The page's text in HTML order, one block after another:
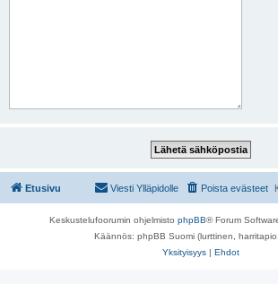
Etusivu Poista evästeet
Viesti Ylläpidolle
Keskustelufoorumin ohjelmisto phpBB® Forum
Käännös: phpBB Suomi (lurttinen,
Yksityisyys | Ehdot